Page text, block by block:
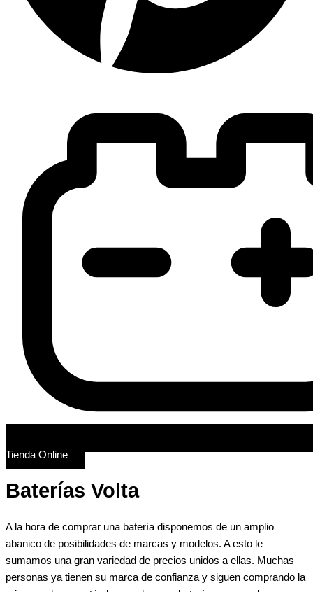
Tienda Online
Baterías Volta
A la hora de comprar una batería disponemos de un amplio
abanico de posibilidades de marcas y modelos. A esto le
sumamos una gran variedad de precios unidos a ellas. Muchas
personas ya tienen su marca de confianza y siguen comprando la